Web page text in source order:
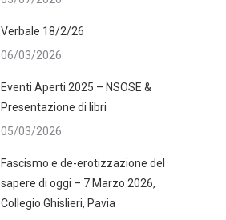
Verbale 18/2/26
06/03/2026
Eventi Aperti 2025 – NSOSE &
Presentazione di libri
05/03/2026
Fascismo e de-erotizzazione del
sapere di oggi – 7 Marzo 2026,
Collegio Ghislieri, Pavia